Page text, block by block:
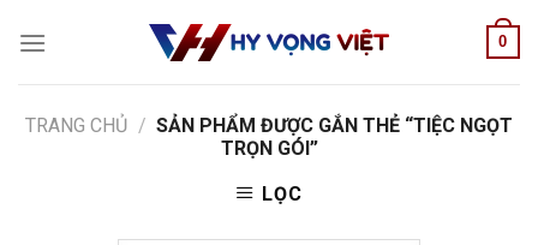
0
TRANG CHỦ / SẢN PHẨM ĐƯỢC GẮN THẺ “TIỆC NGỌT
TRỌN GÓI”
LỌC